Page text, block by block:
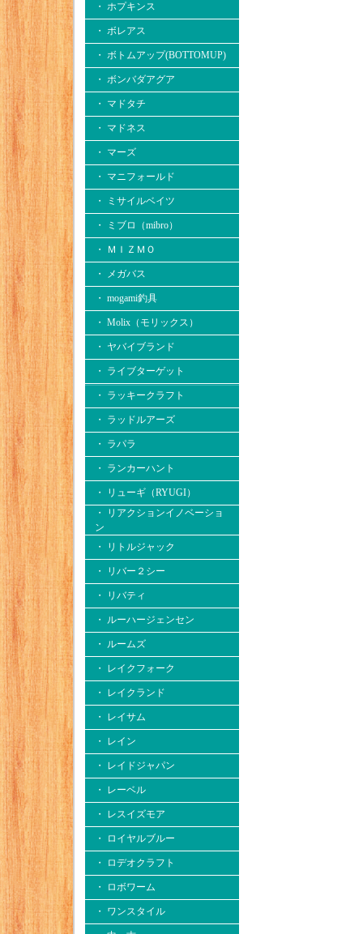
・ ホプキンス
・ ボレアス
・ ボトムアップ(BOTTOMUP)
・ ボンバダアグア
・ マドタチ
・ マドネス
・ マーズ
・ マニフォールド
・ ミサイルベイツ
・ ミブロ（mibro）
・ ＭＩＺＭＯ
・ メガバス
・ mogami釣具
・ Molix（モリックス）
・ ヤバイブランド
・ ライブターゲット
・ ラッキークラフト
・ ラッドルアーズ
・ ラパラ
・ ランカーハント
・ リューギ（RYUGI）
・ リアクションイノベーショ
ン
・ リトルジャック
・ リバー２シー
・ リバティ
・ ルーハージェンセン
・ ルームズ
・ レイクフォーク
・ レイクランド
・ レイサム
・ レイン
・ レイドジャパン
・ レーベル
・ レスイズモア
・ ロイヤルブルー
・ ロデオクラフト
・ ロボワーム
・ ワンスタイル